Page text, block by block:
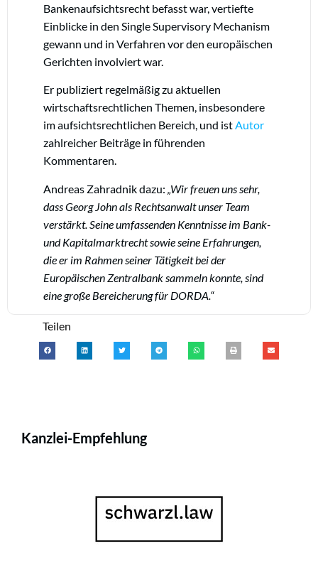
Bankenaufsichtsrecht befasst war, vertiefte
Einblicke in den Single Supervisory Mechanism
gewann und in Verfahren vor den europäischen
Gerichten involviert war.
Er publiziert regelmäßig zu aktuellen
wirtschaftsrechtlichen Themen, insbesondere
im aufsichtsrechtlichen Bereich, und istAutor
zahlreicher Beiträge in führenden
Kommentaren.
Andreas Zahradnik dazu: „Wir freuen uns sehr,
dass Georg John als Rechtsanwalt unser Team
verstärkt. Seine umfassenden Kenntnisse im Bank-
und Kapitalmarktrecht sowie seine Erfahrungen,
die er im Rahmen seiner Tätigkeit bei der
Europäischen Zentralbank sammeln konnte, sind
eine große Bereicherung für DORDA.“
Teilen
Kanzlei-Empfehlung